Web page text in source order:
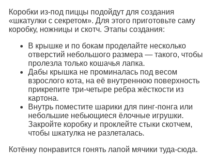
Коробки из-под пиццы подойдут для создания
«шкатулки с секретом». Для этого приготовьте саму
коробку, ножницы и скотч. Этапы создания:
В крышке и по бокам проделайте несколько
отверстий небольшого размера — такого, чтобы
пролезла только кошачья лапка.
Дабы крышка не проминалась под весом
взрослого кота, на её внутреннюю поверхность
прикрепите три-четыре ребра жёсткости из
картона.
Внутрь поместите шарики для пинг-понга или
небольшие небьющиеся ёлочные игрушки.
Закройте коробку и проклейте стыки скотчем,
чтобы шкатулка не разлеталась.
Котёнку понравится гонять лапой мячики туда-сюда.